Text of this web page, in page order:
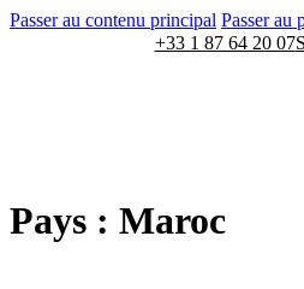
Passer au contenu principal Passer au
+33 1 87 64 20 07
Pays : Maroc